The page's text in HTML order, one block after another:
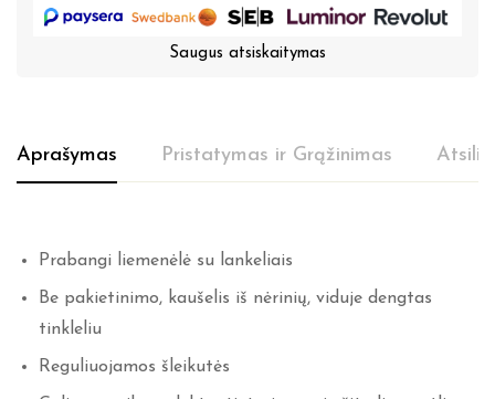
Saugus atsiskaitymas
Aprašymas Pristatymas ir Grąžinimas
Prabangi liemenėlė su lankeliais
Be pakietinimo, kaušelis iš nėrinių, viduje dengtas
tinkleliu
Reguliuojamos šleikutės